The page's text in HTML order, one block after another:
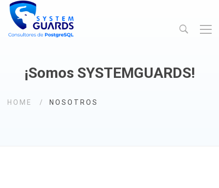
¡Somos SYSTEMGUARDS!
HOME NOSOTROS